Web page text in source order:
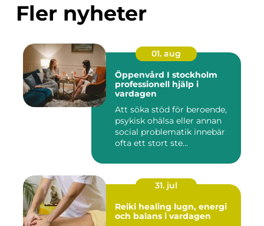
Fler nyheter
01. aug
Öppenvård I stockholm
professionell hjälp i
vardagen
Att söka stöd för beroende,
psykisk ohälsa eller annan
social problematik innebär
ofta ett stort ste...
31. jul
Reiki healing lugn, energi
och balans i vardagen